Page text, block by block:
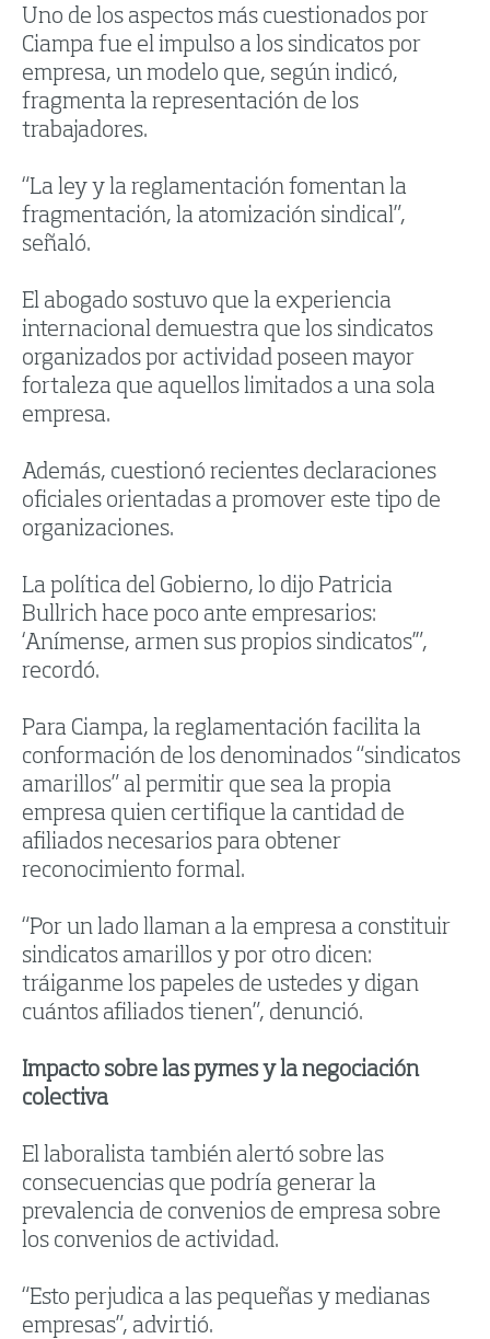
Uno de los aspectos más cuestionados por
Ciampa fue el impulso a los sindicatos por
empresa, un modelo que, según indicó,
fragmenta la representación de los
trabajadores.
“La ley y la reglamentación fomentan la
fragmentación, la atomización sindical”,
señaló.
El abogado sostuvo que la experiencia
internacional demuestra que los sindicatos
organizados por actividad poseen mayor
fortaleza que aquellos limitados a una sola
empresa.
Además, cuestionó recientes declaraciones
oficiales orientadas a promover este tipo de
organizaciones.
La política del Gobierno, lo dijo Patricia
Bullrich hace poco ante empresarios:
‘Anímense, armen sus propios sindicatos’”,
recordó.
Para Ciampa, la reglamentación facilita la
conformación de los denominados “sindicatos
amarillos” al permitir que sea la propia
empresa quien certifique la cantidad de
afiliados necesarios para obtener
reconocimiento formal.
“Por un lado llaman a la empresa a constituir
sindicatos amarillos y por otro dicen:
tráiganme los papeles de ustedes y digan
cuántos afiliados tienen”, denunció.
Impacto sobre las pymes y la negociación
colectiva
El laboralista también alertó sobre las
consecuencias que podría generar la
prevalencia de convenios de empresa sobre
los convenios de actividad.
“Esto perjudica a las pequeñas y medianas
empresas”, advirtió.